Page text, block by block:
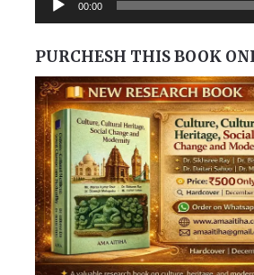
00:00
PURCHESH THIS BOOK